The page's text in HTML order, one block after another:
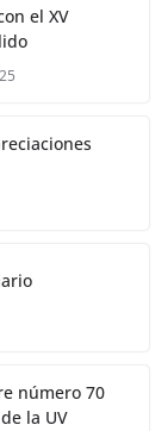
el XV
número 70
la UV